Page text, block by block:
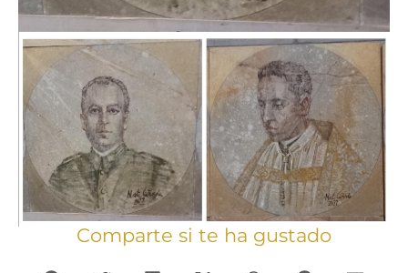
Comparte si te ha gustado